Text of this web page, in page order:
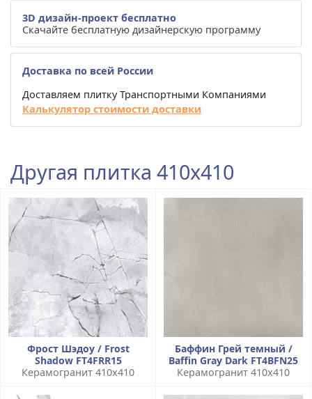
3D дизайн-проект бесплатно
Скачайте бесплатную дизайнерскую программу
Доставка по всей России
Доставляем плитку Транспортными Компаниями
Калькулятор стоимости доставки
Другая плитка 410x410
Фрост Шэдоу / Frost
Shadow FT4FRR15
Керамогранит 410x410
Баффин Грей темный /
Baffin Gray Dark FT4BFN25
Керамогранит 410x410